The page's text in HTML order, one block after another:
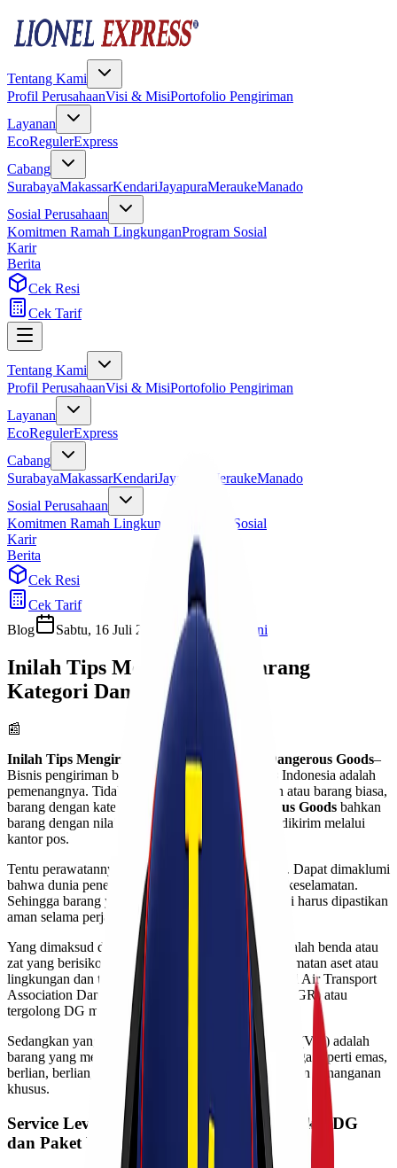
Tentang Kami
Profil PerusahaanVisi & MisiPortofolio Pengiriman
Layanan
EcoRegulerExpress
Cabang
SurabayaMakassarKendariJayapuraMeraukeManado
Sosial Perusahaan
Komitmen Ramah LingkunganProgram Sosial
Karir
Berita
Cek Resi
Cek Tarif
Tentang Kami
Profil PerusahaanVisi & MisiPortofolio Pengiriman
Layanan
EcoRegulerExpress
Cabang
SurabayaMakassarKendariJayapura MeraukeManado
Sosial Perusahaan
Komitmen Ramah Lingkungan
Program Sosial
Karir
Berita
Cek Resi
Cek Tarif
Blog
Sabtu, 16 Juli 2022 Habibah Auni
Inilah Tips Mengirimkan Barang
Kategori Dangerous Goods
📰
Inilah Tips Mengirimkan Barang Kategori Dangerous Goods–
Bisnis pengiriman barang dan dokumen dari Pos Indonesia adalah
pemenangnya. Tidak hanya pengiriman dokumen atau barang biasa,
barang dengan kategori berbahaya atau
Dangerous Goods bahkan
barang dengan nilai tinggi (valuable good) dapat dikirim melalui
kantor pos.
Tentu perawatannya berbeda dengan barang biasa. Dapat dimaklumi
bahwa dunia penerbangan sangat memperhatikan keselamatan.
Sehingga barang yang dibawa oleh pihak maskapai harus dipastikan
aman selama perjalanan.
Yang dimaksud dengan barang berbahaya (DG) adalah benda atau
zat yang berisiko membahayakan kesehatan, keselamatan aset atau
lingkungan dan tercantum dalam daftar International Air Transport
Association Dangerous Goods Regulation (IATA DGR) atau
tergolong DG menurut Ditjen IATA.
Sedangkan yang dimaksud dengan barang berharga (VG) adalah
barang yang memiliki nilai tinggi atau barang berharga seperti emas,
berlian, berlian, cek dan sebagainya yang memerlukan penanganan
khusus.
Service Level Agreement (SLA) untuk Paket DG
dan Paket VG.